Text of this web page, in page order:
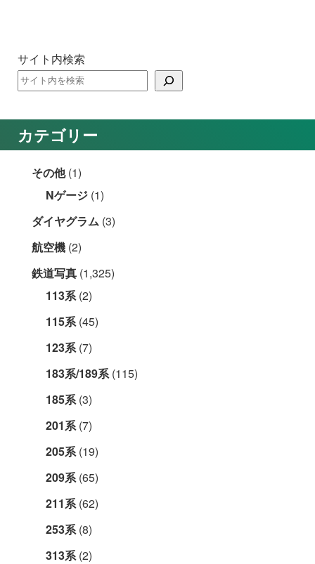
サイト内検索
カテゴリー
その他(1)
Nゲージ (1)
ダイヤグラム (3)
航空機 (2)
鉄道写真 (1,325)
113系(2)
115系(45)
123系(7)
183系/189系(115)
185系(3)
201系(7)
205系(19)
209系(65)
211系(62)
253系(8)
313系(2)